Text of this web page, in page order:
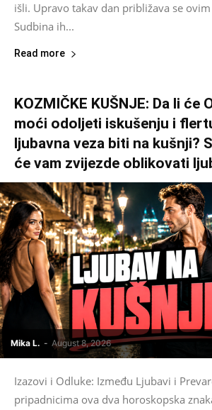
išli. Upravo takav dan približava se
Sudbina ih...
Read more
KOZMIČKE KUŠNJE: Da li će
moći odoljeti iskušenju i
ljubavna veza biti na kušnji?
će vam zvijezde oblikovati
Mika L. - August 8, 2026
Izazovi i Odluke: Između Ljubavi i
pripadnicima ova dva horoskopska